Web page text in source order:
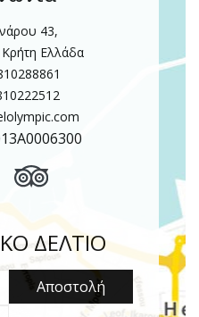
43,
Ελλάδα
ΔΕΛΤΙΟ
Αποστολή